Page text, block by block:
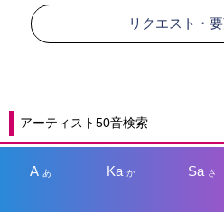
リクエスト・
アーティスト50音検索
A あ Kaか Sa さ